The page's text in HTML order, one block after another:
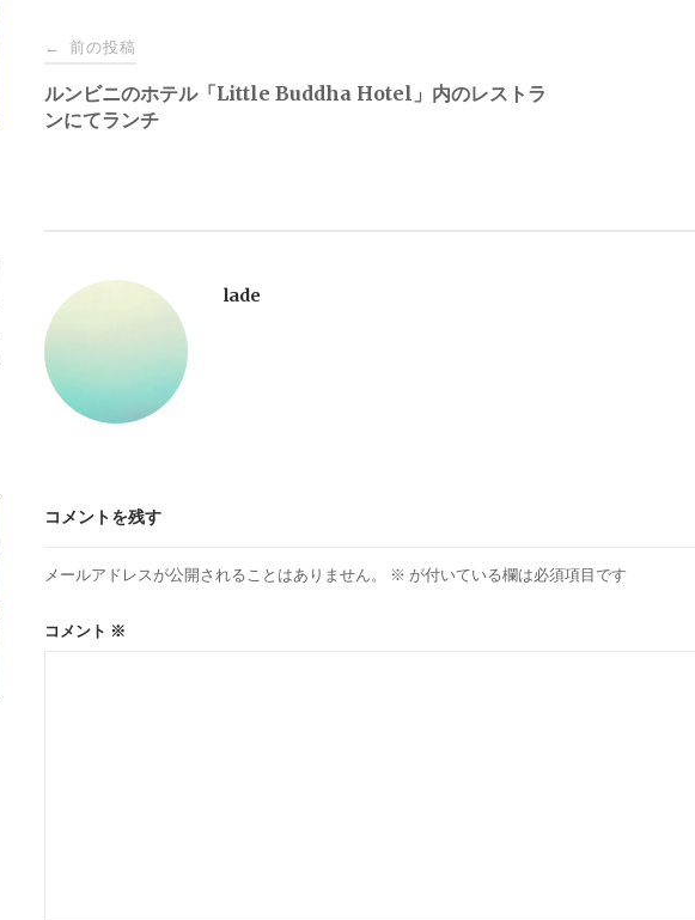
投
稿
ゲ
ー
シ
ン
← 前の投稿
ルンビニのホテル「Little Buddha Hotel」内のレストラ
ンにてランチ
lade
コメントを残す
メールアドレスが公開されることはありません。 ※ が付いている欄は必須項目です
コメント ※